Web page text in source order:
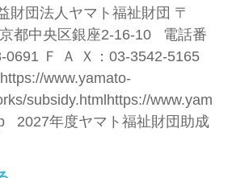
財団法人ヤマト福祉財団 〒
都中央区銀座2-16-10 電話番
0691 Ｆ Ａ Ｘ：03-3542-5165
www.yamato-
subsidy.htmlhttps://www.yam
2027年度ヤマト福祉財団助成